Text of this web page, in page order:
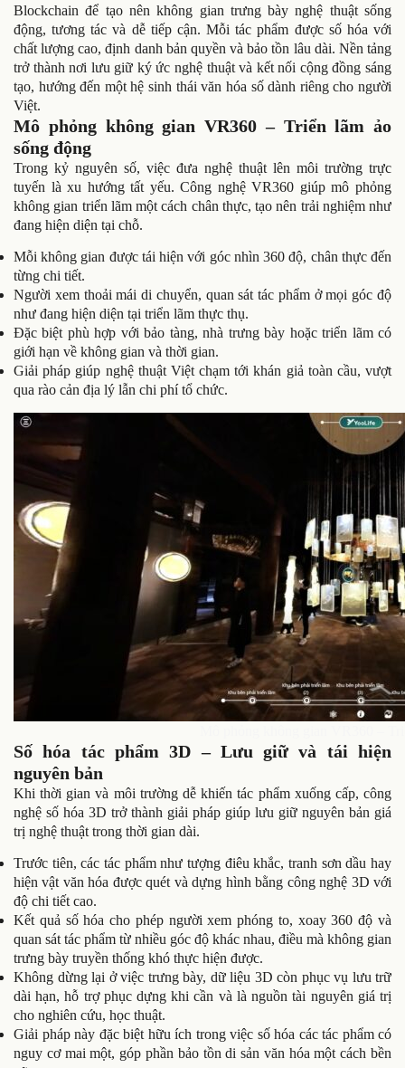
Blockchain để tạo nên không gian trưng bày nghệ thuật sống
động, tương tác và dễ tiếp cận. Mỗi tác phẩm được số hóa với
chất lượng cao, định danh bản quyền và bảo tồn lâu dài. Nền tảng
trở thành nơi lưu giữ ký ức nghệ thuật và kết nối cộng đồng sáng
tạo, hướng đến một hệ sinh thái văn hóa số dành riêng cho người
Việt.
Mô phỏng không gian VR360 – Triển lãm ảo
sống động
Trong kỷ nguyên số, việc đưa nghệ thuật lên môi trường trực
tuyến là xu hướng tất yếu. Công nghệ VR360 giúp mô phỏng
không gian triển lãm một cách chân thực, tạo nên trải nghiệm như
đang hiện diện tại chỗ.
Mỗi không gian được tái hiện với góc nhìn 360 độ, chân thực đến
từng chi tiết.
Người xem thoải mái di chuyển, quan sát tác phẩm ở mọi góc độ
như đang hiện diện tại triển lãm thực thụ.
Đặc biệt phù hợp với bảo tàng, nhà trưng bày hoặc triển lãm có
giới hạn về không gian và thời gian.
Giải pháp giúp nghệ thuật Việt chạm tới khán giả toàn cầu, vượt
qua rào cản địa lý lẫn chi phí tổ chức.
Số hóa tác phẩm 3D – Lưu giữ và tái hiện
nguyên bản
Khi thời gian và môi trường dễ khiến tác phẩm xuống cấp, công
nghệ số hóa 3D trở thành giải pháp giúp lưu giữ nguyên bản giá
trị nghệ thuật trong thời gian dài.
Trước tiên, các tác phẩm như tượng điêu khắc, tranh sơn dầu hay
hiện vật văn hóa được quét và dựng hình bằng công nghệ 3D với
độ chi tiết cao.
Kết quả số hóa cho phép người xem phóng to, xoay 360 độ và
quan sát tác phẩm từ nhiều góc độ khác nhau, điều mà không gian
trưng bày truyền thống khó thực hiện được.
Không dừng lại ở việc trưng bày, dữ liệu 3D còn phục vụ lưu trữ
dài hạn, hỗ trợ phục dựng khi cần và là nguồn tài nguyên giá trị
cho nghiên cứu, học thuật.
Giải pháp này đặc biệt hữu ích trong việc số hóa các tác phẩm có
nguy cơ mai một, góp phần bảo tồn di sản văn hóa một cách bền